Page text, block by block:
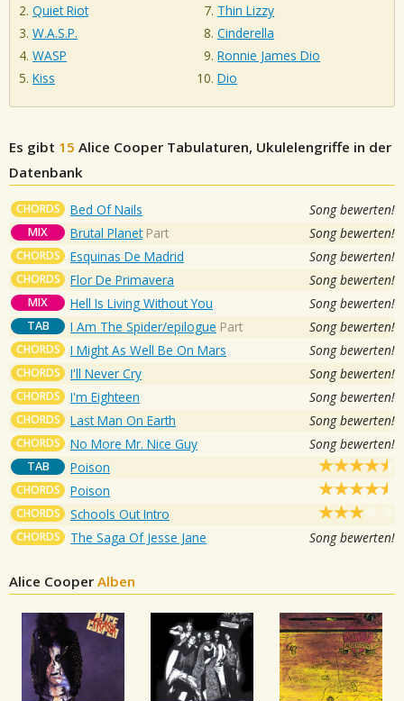
Quiet Riot
W.A.S.P.
WASP
Kiss
Thin Lizzy
Cinderella
Ronnie James Dio
Dio
Es gibt 15 Alice Cooper Tabulaturen, Ukulelengriffe in der
Datenbank
CHORDS Bed Of Nails Song bewerten!
MIX Brutal Planet Part Song bewerten!
CHORDS Esquinas De Madrid Song bewerten!
CHORDS Flor De Primavera Song bewerten!
MIX Hell Is Living Without You Song bewerten!
TAB I Am The Spider/epilogue Part Song bewerten!
CHORDS I Might As Well Be On Mars Song bewerten!
CHORDS I'll Never Cry Song bewerten!
CHORDS I'm Eighteen Song bewerten!
CHORDS Last Man On Earth Song bewerten!
CHORDS No More Mr. Nice Guy Song bewerten!
TAB Poison
CHORDS Poison
CHORDS Schools Out Intro
CHORDS The Saga Of Jesse Jane Song bewerten!
Alice Cooper Alben